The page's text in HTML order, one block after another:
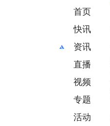
首页
快讯
资讯
推荐
财经
项目推荐
安徽
直播
视频
专题
活动